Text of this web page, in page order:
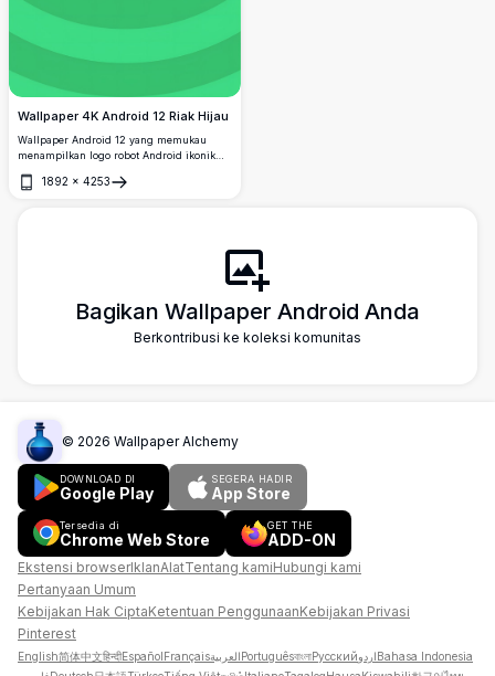
Wallpaper 4K Android 12 Riak Hijau
Wallpaper Android 12 yang memukau
menampilkan logo robot Android ikonik
belakang riak hijau yang cerah dan
1892 × 4253
Buka
Bagikan Wallpaper Android Anda
Berkontribusi ke koleksi komunitas
© 2026 Wallpaper Alchemy
DOWNLOAD DI
Google Play
SEGERA HADIR
App Store
Tersedia di
Chrome Web Store
GET THE
ADD-ON
Ekstensi browserIklanAlatTentang kamiHubungi kami
Pertanyaan Umum
Kebijakan Hak CiptaKetentuan PenggunaanKebijakan Privasi
Pinterest
English简体中文हिन्दीEspañolFrançaisالعربيةPortuguêsবাংলাРусскийاردوBahasa Indonesia